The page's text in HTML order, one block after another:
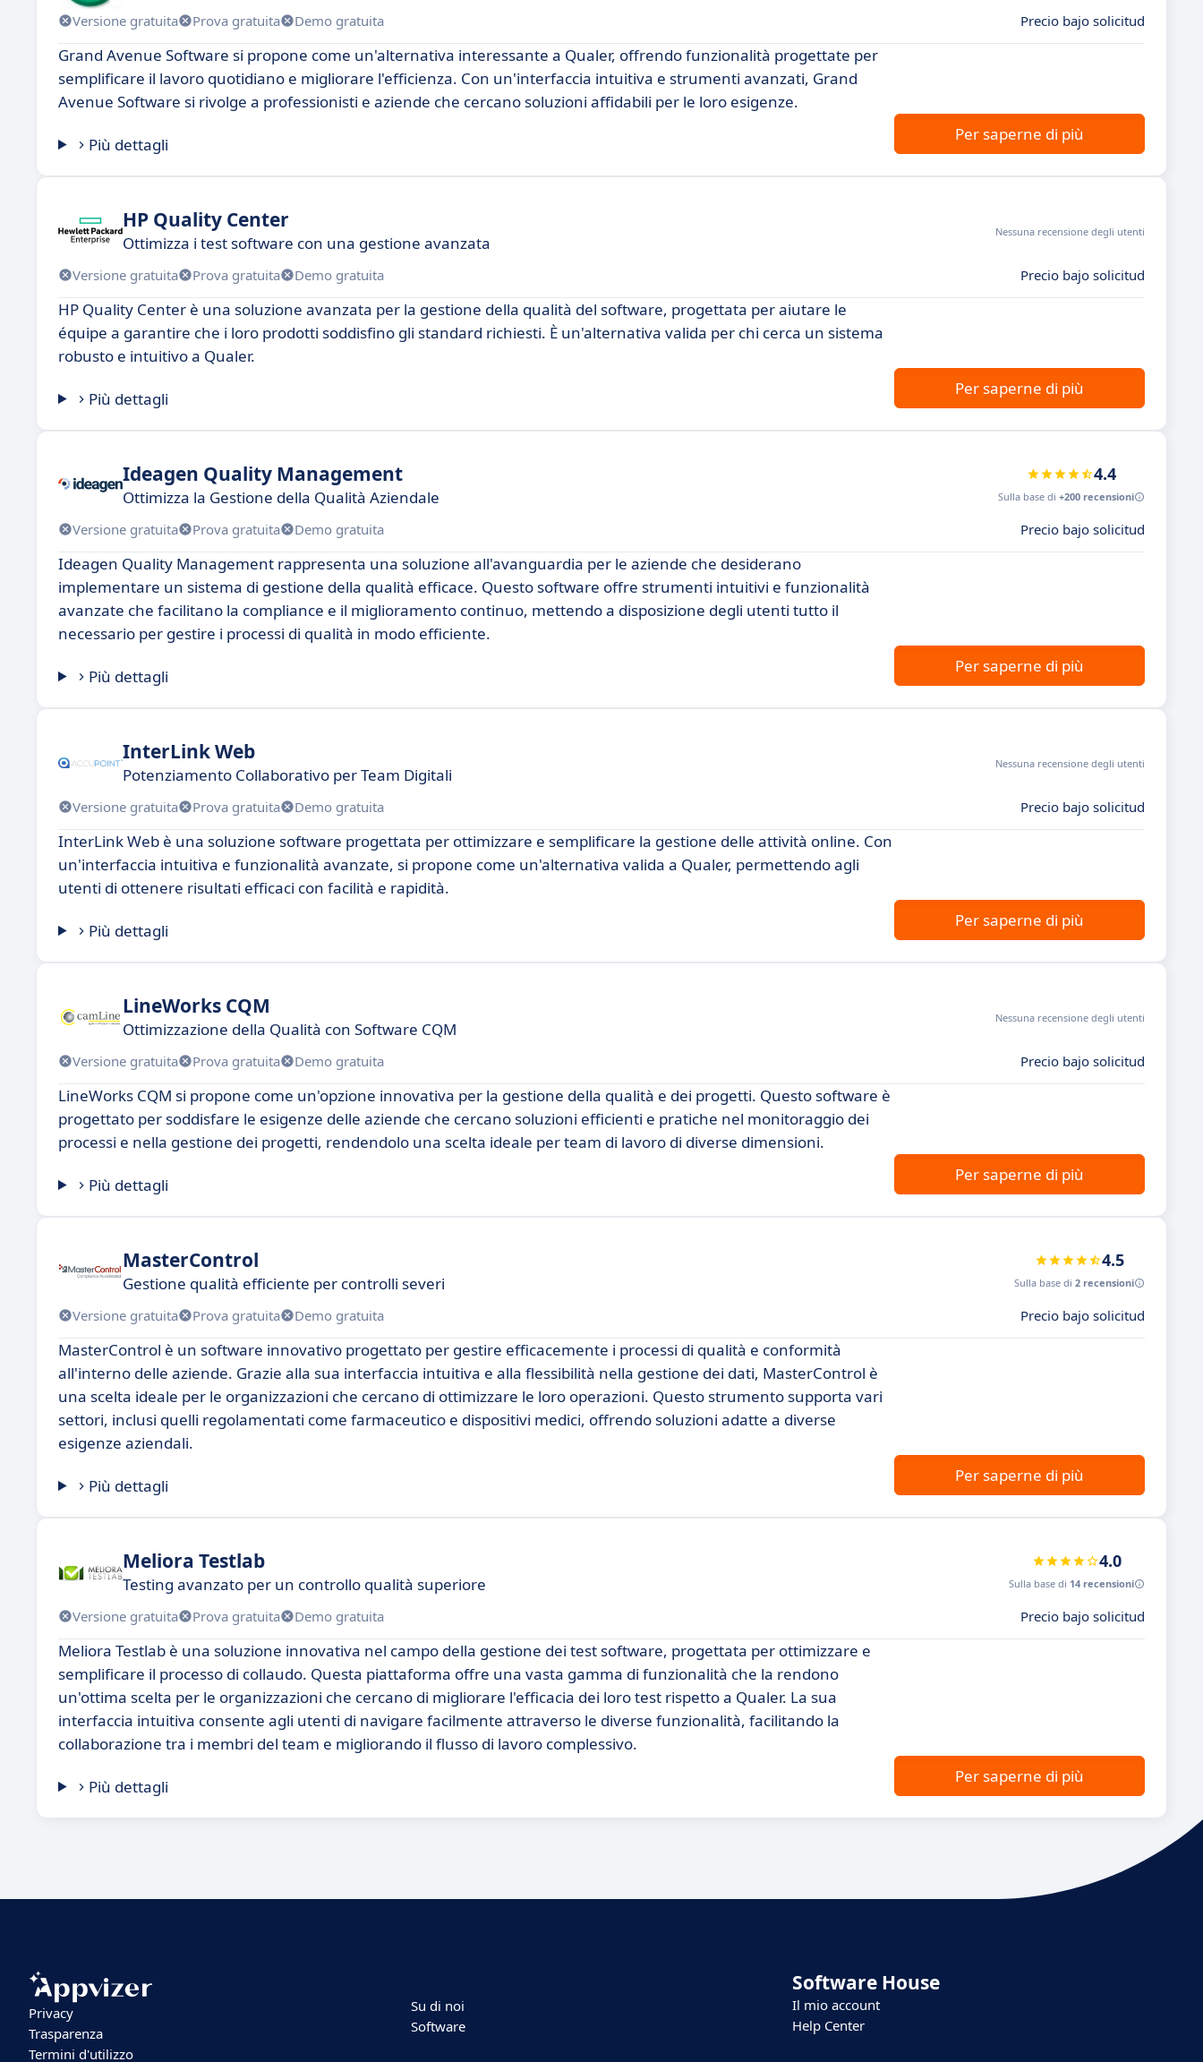
Versione gratuita Prova gratuita Demo gratuita Precio bajo solicitud
Grand Avenue Software si propone come un'alternativa interessante a Qualer, offrendo funzionalità progettate per
semplificare il lavoro quotidiano e migliorare l'efficienza. Con un'interfaccia intuitiva e strumenti avanzati, Grand
Avenue Software si rivolge a professionisti e aziende che cercano soluzioni affidabili per le loro esigenze.
Più dettagli
Per saperne di più
HP Quality Center
Ottimizza i test software con una gestione avanzata
Nessuna recensione degli utenti
Versione gratuita Prova gratuita Demo gratuita Precio bajo solicitud
HP Quality Center è una soluzione avanzata per la gestione della qualità del software, progettata per aiutare le
équipe a garantire che i loro prodotti soddisfino gli standard richiesti. È un'alternativa valida per chi cerca un sistema
robusto e intuitivo a Qualer.
Più dettagli
Per saperne di più
Ideagen Quality Management
Ottimizza la Gestione della Qualità Aziendale
4.4
Sulla base di +200 recensioni
Versione gratuita Prova gratuita Demo gratuita Precio bajo solicitud
Ideagen Quality Management rappresenta una soluzione all'avanguardia per le aziende che desiderano
implementare un sistema di gestione della qualità efficace. Questo software offre strumenti intuitivi e funzionalità
avanzate che facilitano la compliance e il miglioramento continuo, mettendo a disposizione degli utenti tutto il
necessario per gestire i processi di qualità in modo efficiente.
Più dettagli
Per saperne di più
InterLink Web
Potenziamento Collaborativo per Team Digitali
Nessuna recensione degli utenti
Versione gratuita Prova gratuita Demo gratuita Precio bajo solicitud
InterLink Web è una soluzione software progettata per ottimizzare e semplificare la gestione delle attività online. Con
un'interfaccia intuitiva e funzionalità avanzate, si propone come un'alternativa valida a Qualer, permettendo agli
utenti di ottenere risultati efficaci con facilità e rapidità.
Più dettagli
Per saperne di più
LineWorks CQM
Ottimizzazione della Qualità con Software CQM
Nessuna recensione degli utenti
Versione gratuita Prova gratuita Demo gratuita Precio bajo solicitud
LineWorks CQM si propone come un'opzione innovativa per la gestione della qualità e dei progetti. Questo software è
progettato per soddisfare le esigenze delle aziende che cercano soluzioni efficienti e pratiche nel monitoraggio dei
processi e nella gestione dei progetti, rendendolo una scelta ideale per team di lavoro di diverse dimensioni.
Più dettagli
Per saperne di più
MasterControl
Gestione qualità efficiente per controlli severi
4.5
Sulla base di 2 recensioni
Versione gratuita Prova gratuita Demo gratuita Precio bajo solicitud
MasterControl è un software innovativo progettato per gestire efficacemente i processi di qualità e conformità
all'interno delle aziende. Grazie alla sua interfaccia intuitiva e alla flessibilità nella gestione dei dati, MasterControl è
una scelta ideale per le organizzazioni che cercano di ottimizzare le loro operazioni. Questo strumento supporta vari
settori, inclusi quelli regolamentati come farmaceutico e dispositivi medici, offrendo soluzioni adatte a diverse
esigenze aziendali.
Più dettagli
Per saperne di più
Meliora Testlab
Testing avanzato per un controllo qualità superiore
4.0
Sulla base di 14 recensioni
Versione gratuita Prova gratuita Demo gratuita Precio bajo solicitud
Meliora Testlab è una soluzione innovativa nel campo della gestione dei test software, progettata per ottimizzare e
semplificare il processo di collaudo. Questa piattaforma offre una vasta gamma di funzionalità che la rendono
un'ottima scelta per le organizzazioni che cercano di migliorare l'efficacia dei loro test rispetto a Qualer. La sua
interfaccia intuitiva consente agli utenti di navigare facilmente attraverso le diverse funzionalità, facilitando la
collaborazione tra i membri del team e migliorando il flusso di lavoro complessivo.
Più dettagli
Per saperne di più
Privacy
Trasparenza
Termini d'utilizzo
Su di noi
Software
Software House
Il mio account
Help Center